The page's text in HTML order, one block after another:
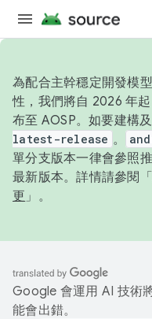
為配合主幹穩定開發模
性，我們將自 2026 年
布至 AOSP。如要建構
latest-release 。
單分支版本一律會參照
最新版本。詳情請參閱「
更 」。
Google 會運用 AI 技術
能會出錯。